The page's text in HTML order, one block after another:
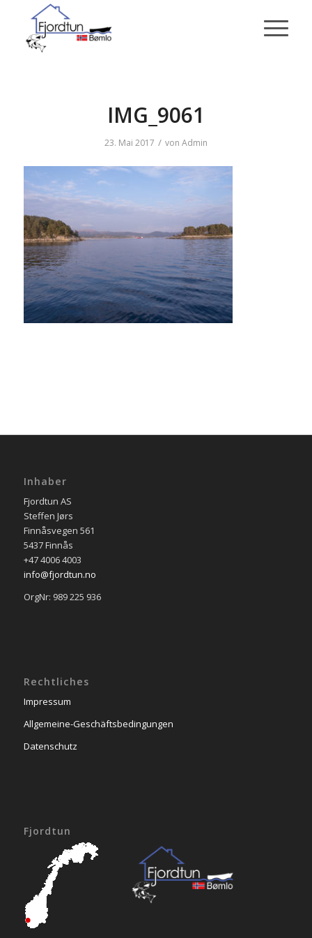
IMG_9061
23. Mai 2017 / von Admin
Inhaber
Fjordtun AS
Steffen Jørs
Finnåsvegen 561
5437 Finnås
+47 4006 4003
info@fjordtun.no
OrgNr: 989 225 936
Rechtliches
Impressum
Allgemeine-Geschäftsbedingungen
Datenschutz
Fjordtun